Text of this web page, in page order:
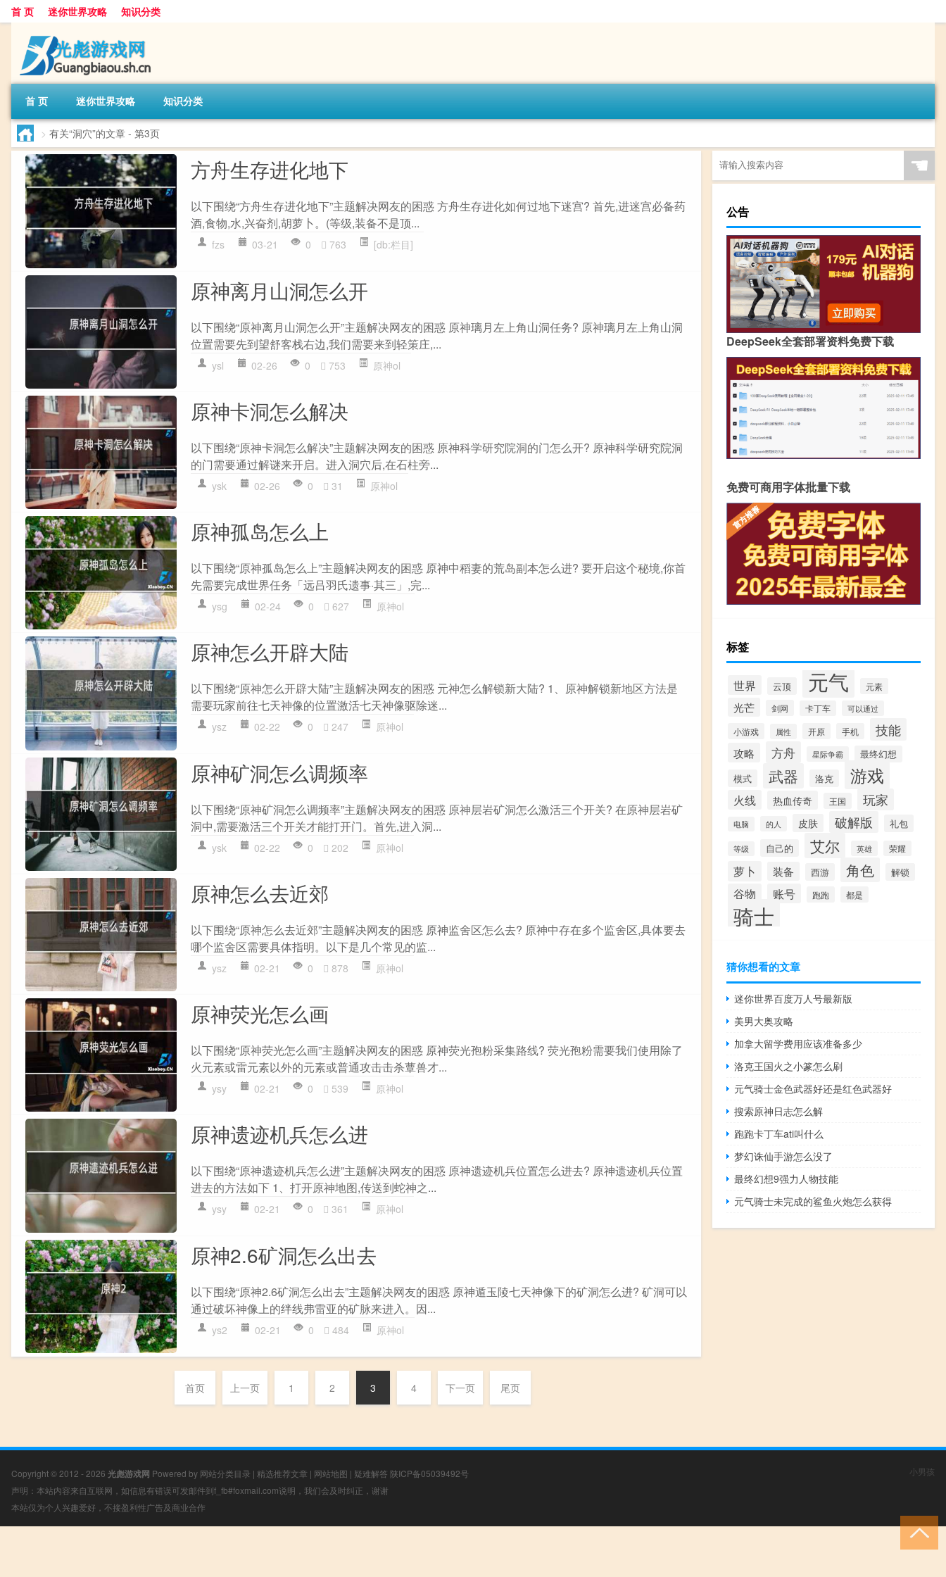
首 页 迷你世界攻略 知识分类
首 页 迷你世界攻略 知识分类
> 有关“洞穴”的文章 - 第3页
方舟生存进化地下
以下围绕“方舟生存进化地下”主题解决网友的困惑 方舟生存进化如何过地下迷宫? 首先,进迷宫必备药
酒,食物,水,兴奋剂,胡萝卜。(等级,装备不是顶...
fzs 03-21 0 763 [db:栏目]
原神离月山洞怎么开
以下围绕“原神离月山洞怎么开”主题解决网友的困惑 原神璃月左上角山洞任务? 原神璃月左上角山洞
位置需要先到望舒客栈右边,我们需要来到轻策庄,...
ysl 02-26 0 753 原神ol
原神卡洞怎么解决
以下围绕“原神卡洞怎么解决”主题解决网友的困惑 原神科学研究院洞的门怎么开? 原神科学研究院洞
的门需要通过解谜来开启。进入洞穴后,在石柱旁...
ysk 02-26 0 31 原神ol
原神孤岛怎么上
以下围绕“原神孤岛怎么上”主题解决网友的困惑 原神中稻妻的荒岛副本怎么进? 要开启这个秘境,你首
先需要完成世界任务「远吕羽氏遗事·其三」,完...
ysg 02-24 0 627 原神ol
原神怎么开辟大陆
以下围绕“原神怎么开辟大陆”主题解决网友的困惑 元神怎么解锁新大陆? 1、原神解锁新地区方法是
需要玩家前往七天神像的位置激活七天神像驱除迷...
ysz 02-22 0 247 原神ol
原神矿洞怎么调频率
以下围绕“原神矿洞怎么调频率”主题解决网友的困惑 原神层岩矿洞怎么激活三个开关? 在原神层岩矿
洞中,需要激活三个开关才能打开门。首先,进入洞...
ysk 02-22 0 202 原神ol
原神怎么去近郊
以下围绕“原神怎么去近郊”主题解决网友的困惑 原神监舍区怎么去? 原神中存在多个监舍区,具体要去
哪个监舍区需要具体指明。以下是几个常见的监...
ysz 02-21 0 878 原神ol
原神荧光怎么画
以下围绕“原神荧光怎么画”主题解决网友的困惑 原神荧光孢粉采集路线? 荧光孢粉需要我们使用除了
火元素或雷元素以外的元素或普通攻击击杀蕈兽才...
ysy 02-21 0 539 原神ol
原神遗迹机兵怎么进
以下围绕“原神遗迹机兵怎么进”主题解决网友的困惑 原神遗迹机兵位置怎么进去? 原神遗迹机兵位置
进去的方法如下 1、打开原神地图,传送到蛇神之...
ysy 02-21 0 361 原神ol
原神2.6矿洞怎么出去
以下围绕“原神2.6矿洞怎么出去”主题解决网友的困惑 原神遁玉陵七天神像下的矿洞怎么进? 矿洞可以
通过破坏神像上的绊线弗雷亚的矿脉来进入。因...
ys2 02-21 0 484 原神ol
首页 上一页 1 2 3 4 下一页 尾页
☚
公告
DeepSeek全套部署资料免费下载
免费可商用字体批量下载
标签
世界 云顶 元气 元素
光芒 剑网 卡丁车 可以通过
小游戏 属性 开原 手机 技能
攻略 方舟 星际争霸 最终幻想
模式 武器 洛克 游戏
火线 热血传奇 王国 玩家
电脑 的人 皮肤 破解版 礼包
等级 自己的 艾尔 英雄 荣耀
萝卜 装备 西游 角色 解锁
谷物 账号 跑跑 都是
骑士
猜你想看的文章
迷你世界百度万人号最新版
美男大奥攻略
加拿大留学费用应该准备多少
洛克王国火之小篆怎么刷
元气骑士金色武器好还是红色武器好
搜索原神日志怎么解
跑跑卡丁车ati叫什么
梦幻诛仙手游怎么没了
最终幻想9强力人物技能
元气骑士未完成的鲨鱼火炮怎么获得
Copyright © 2012 - 2026 光彪游戏网 Powered by 网站分类目录 | 精选推荐文章 | 网站地图 | 疑难解答 陕ICP备05039492号
声明：本站内容来自互联网，如信息有错误可发邮件到f_fb#foxmail.com说明，我们会及时纠正，谢谢
本站仅为个人兴趣爱好，不接盈利性广告及商业合作
小男孩